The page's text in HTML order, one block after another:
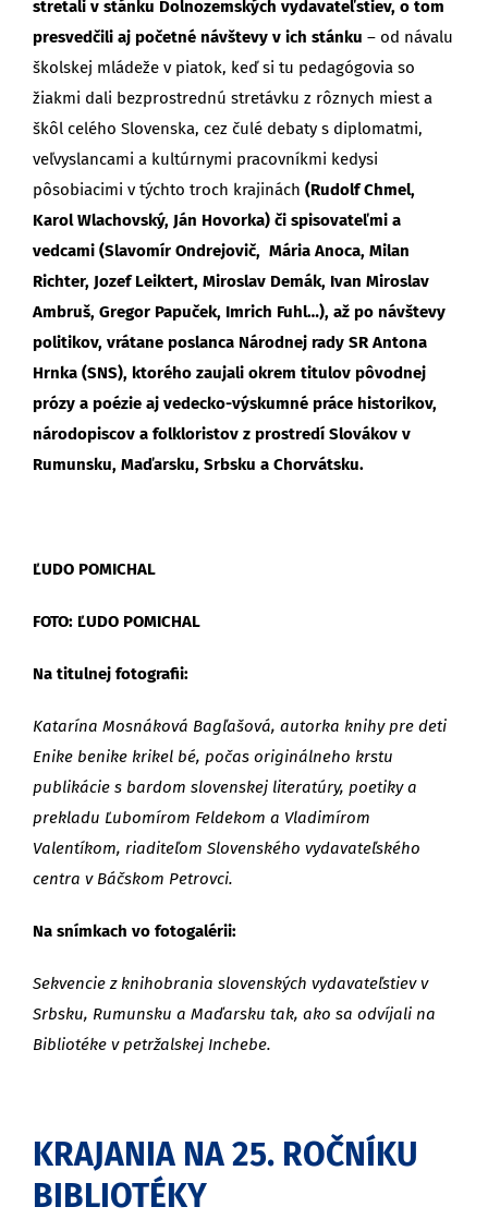
stretali v stánku Dolnozemských vydavateľstiev, o tom
presvedčili aj početné návštevy v ich stánku – od návalu
školskej mládeže v piatok, keď si tu pedagógovia so
žiakmi dali bezprostrednú stretávku z rôznych miest a
škôl celého Slovenska, cez čulé debaty s diplomatmi,
veľvyslancami a kultúrnymi pracovníkmi kedysi
pôsobiacimi v týchto troch krajinách (Rudolf Chmel,
Karol Wlachovský, Ján Hovorka) či spisovateľmi a
vedcami (Slavomír Ondrejovič, Mária Anoca, Milan
Richter, Jozef Leiktert, Miroslav Demák, Ivan Miroslav
Ambruš, Gregor Papuček, Imrich Fuhl…), až po návštevy
politikov, vrátane poslanca Národnej rady SR Antona
Hrnka (SNS), ktorého zaujali okrem titulov pôvodnej
prózy a poézie aj vedecko-výskumné práce historikov,
národopiscov a folkloristov z prostredí Slovákov v
Rumunsku, Maďarsku, Srbsku a Chorvátsku.
ĽUDO POMICHAL
FOTO: ĽUDO POMICHAL
Na titulnej fotografii:
Katarína Mosnáková Bagľašová, autorka knihy pre deti
Enike benike krikel bé, počas originálneho krstu
publikácie s bardom slovenskej literatúry, poetiky a
prekladu Ľubomírom Feldekom a Vladimírom
Valentíkom, riaditeľom Slovenského vydavateľského
centra v Báčskom Petrovci.
Na snímkach vo fotogalérii:
Sekvencie z knihobrania slovenských vydavateľstiev v
Srbsku, Rumunsku a Maďarsku tak, ako sa odvíjali na
Bibliotéke v petržalskej Inchebe.
KRAJANIA NA 25. ROČNÍKU
BIBLIOTÉKY